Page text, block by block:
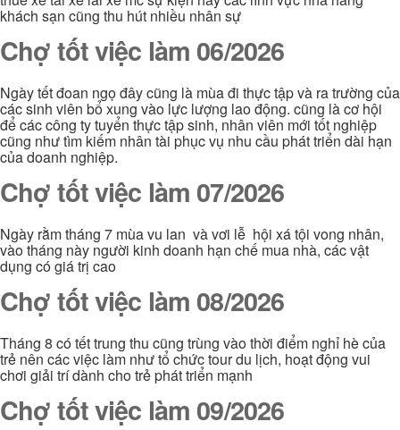
khách sạn cũng thu hút nhiều nhân sự
Chợ tốt việc làm 06/2026
Ngày tết đoan ngọ đây cũng là mùa đi thực tập và ra trường của
các sinh viên bổ xung vào lực lượng lao động. cũng là cơ hội
để các công ty tuyển thực tập sinh, nhân viên mới tốt nghiệp
cũng như tìm kiếm nhân tài phục vụ nhu cầu phát triển dài hạn
của doanh nghiệp.
Chợ tốt việc làm 07/2026
Ngày rằm tháng 7 mùa vu lan và vơi lễ hội xá tội vong nhân,
vào tháng này người kinh doanh hạn chế mua nhà, các vật
dụng có giá trị cao
Chợ tốt việc làm 08/2026
Tháng 8 có tết trung thu cũng trùng vào thời điểm nghỉ hè của
trẻ nên các việc làm như tổ chức tour du lịch, hoạt động vui
chơi giải trí dành cho trẻ phát triển mạnh
Chợ tốt việc làm 09/2026